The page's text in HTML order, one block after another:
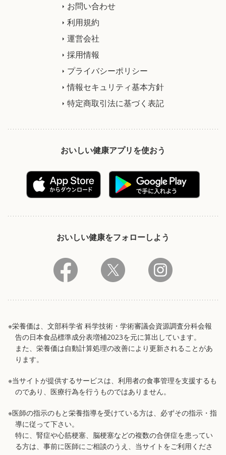
お問い合わせ
利用規約
運営会社
採用情報
プライバシーポリシー
情報セキュリティ基本方針
特定商取引法に基づく表記
おいしい健康アプリを使おう
おいしい健康をフォローしよう
※栄養価は、文部科学省 科学技術・学術審議会資源調査分科会報
告の日本食品標準成分表増補2023を元に算出しています。
また、栄養価は自動計算処理の改善により更新されることがあ
ります。
※当サイトが提供するサービスは、利用者の食事管理を支援するも
のであり、医療行為を行うものではありません。
※医師の指示のもと栄養指導を受けている方は、必ずその指示・指
導に従って下さい。
特に、腎症や心筋梗塞、脳梗塞などの複数の合併症を患ってい
る方は、事前に医師にご相談のうえ、当サイトをご利用くださ